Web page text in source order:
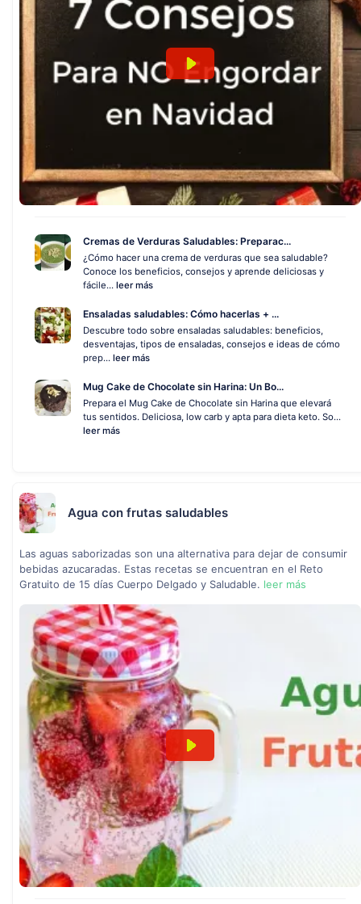
Cremas de Verduras Saludables: Preparac...
¿Cómo hacer una crema de verduras que sea saludable?
Conoce los beneficios, consejos y aprende deliciosas y
fácile... leer más
Ensaladas saludables: Cómo hacerlas + ...
Descubre todo sobre ensaladas saludables: beneficios,
desventajas, tipos de ensaladas, consejos e ideas de cómo
prep... leer más
Mug Cake de Chocolate sin Harina: Un Bo...
Prepara el Mug Cake de Chocolate sin Harina que elevará
tus sentidos. Deliciosa, low carb y apta para dieta keto. So...
leer más
Agua con frutas saludables
Las aguas saborizadas son una alternativa para dejar de consumir
bebidas azucaradas. Estas recetas se encuentran en el Reto
Gratuito de 15 días Cuerpo Delgado y Saludable. leer más